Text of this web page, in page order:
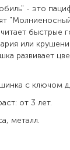
- это
быстрые
или
развивает
с ключом
от 3 лет.
металл.